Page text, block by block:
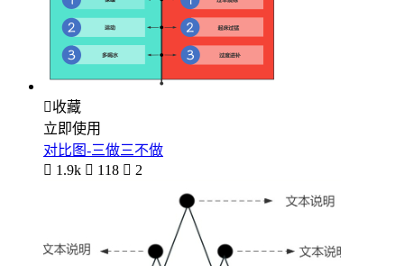
收藏
立即使用
对比图-三做三不做
 1.9k  118  2